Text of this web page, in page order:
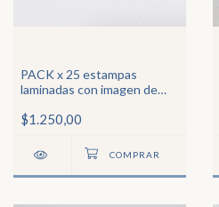
PACK x 25 estampas
laminadas con imagen de
$1.250,00